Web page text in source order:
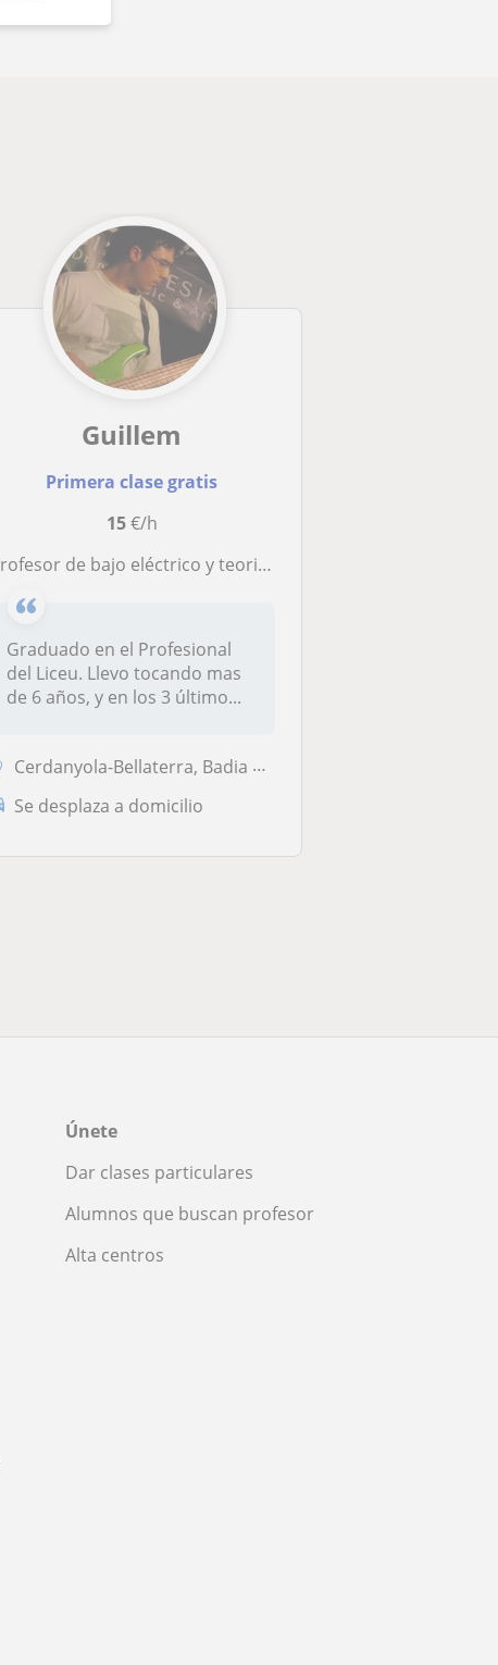
Guillem
Primera clase gratis
15€/h
Profesor de bajo eléctrico y teoria musical
Graduado en el Profesional
del Liceu. Llevo tocando mas
de 6 años, y en los 3 último...
Cerdanyola-Bellaterra, Badia del Vallès, Montcada I Reixac, Ripollet, ...
Se desplaza a domicilio
Únete
Dar clases particulares
Alumnos que buscan profesor
Alta centros